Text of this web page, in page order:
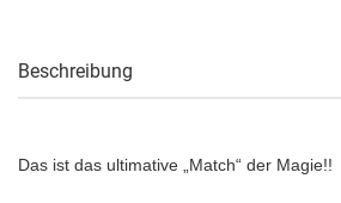
Beschreibung
Das ist das ultimative „Match“ der Magie!!